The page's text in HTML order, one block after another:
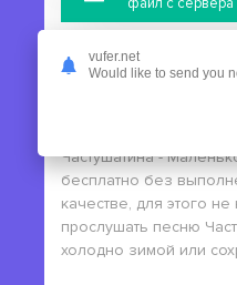
На этой странице вы
Частушатина -
бесплатно без
качестве, для этого
прослушать песню
холодно зимой или
vufer.net
Would like to send you